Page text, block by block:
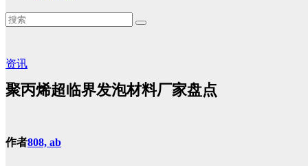
资讯
聚丙烯超临界发泡材料厂家盘点
作者808, ab